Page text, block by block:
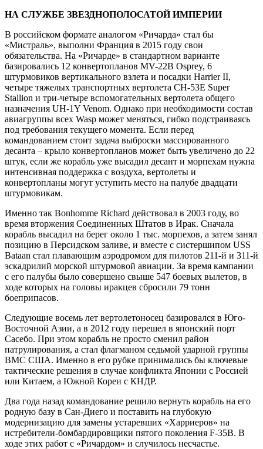
НА СЛУЖБЕ ЗВЕЗДНОПОЛОСАТОЙ ИМПЕРИИ
В российском формате аналогом «Ричарда» стал бы
«Мистраль», выполни Франция в 2015 году свои
обязательства. На «Ричарде» в стандартном варианте
базировались 12 конвертопланов MV-22B Osprey, 6
штурмовиков вертикального взлета и посадки Harrier II,
четыре тяжелых транспортных вертолета СН-53Е Super
Stallion и три-четыре вспомогательных вертолета общего
назначения UH-1Y Venom. Однако при необходимости состав
авиагруппы всех Wasp может меняться, гибко подстраиваясь
под требования текущего момента. Если перед
командованием стоит задача выброски массированного
десанта – крыло конвертопланов может быть увеличено до 22
штук, если же корабль уже высадил десант и морпехам нужна
интенсивная поддержка с воздуха, вертолеты и
конвертопланы могут уступить место на палубе двадцати
штурмовикам.
Именно так Bonhomme Richard действовал в 2003 году, во
время вторжения Соединенных Штатов в Ирак. Сначала
корабль высадил на берег около 1 тыс. морпехов, а затем занял
позицию в Персидском заливе, и вместе с систершипом USS
Bataan стал плавающим аэродромом для пилотов 211-й и 311-й
эскадрилий морской штурмовой авиации. За время кампании
с его палубы было совершено свыше 547 боевых вылетов, в
ходе которых на головы иракцев сбросили 79 тонн
боеприпасов.
Следующие восемь лет вертолетоносец базировался в Юго-
Восточной Азии, а в 2012 году перешел в японский порт
Сасебо. При этом корабль не просто сменил район
патрулирования, а стал флагманом седьмой ударной группы
ВМС США. Именно в его рубке принимались бы ключевые
тактические решения в случае конфликта Японии с Россией
или Китаем, а Южной Кореи с КНДР.
Два года назад командование решило вернуть корабль на его
родную базу в Сан-Диего и поставить на глубокую
модернизацию для замены устаревших «Харриеров» на
истребители-бомбардировщики пятого поколения F-35B. В
ходе этих работ с «Ричардом» и случилось несчастье.